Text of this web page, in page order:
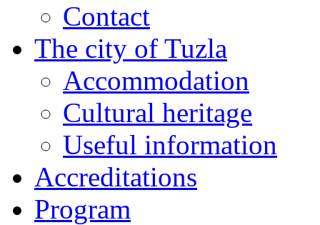
Contact
The city of Tuzla
Accommodation
Cultural heritage
Useful information
Accreditations
Program